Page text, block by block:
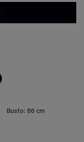
Busto: 86 cm